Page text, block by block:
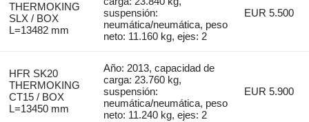
THERMOKING
SLX / BOX
L=13482 mm
suspensión:
neumática/neumática, peso
neto: 11.160 kg, ejes: 2
EUR 5.500
HFR SK20
THERMOKING
CT15 / BOX
L=13450 mm
Año: 2013, capacidad de
carga: 23.760 kg,
suspensión:
neumática/neumática, peso
neto: 11.240 kg, ejes: 2
EUR 5.900